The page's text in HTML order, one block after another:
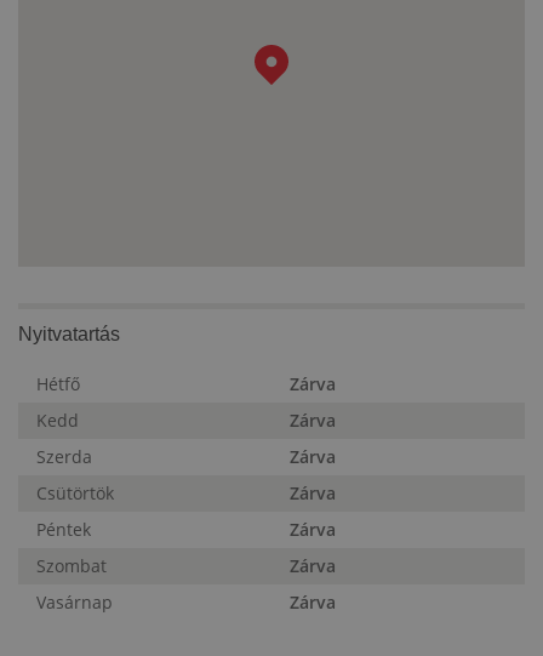
Nyitvatartás
Hétfő
Zárva
Kedd
Zárva
Szerda
Zárva
Csütörtök
Zárva
Péntek
Zárva
Szombat
Zárva
Vasárnap
Zárva